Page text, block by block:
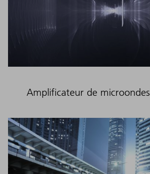
Amplificateur de microondes